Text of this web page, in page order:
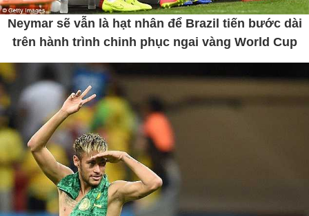
Neymar sẽ vẫn là hạt nhân để Brazil tiến bước dài
trên hành trình chinh phục ngai vàng World Cup